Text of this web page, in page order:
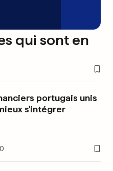
qui sont en
portugais unis
s'intégrer
0